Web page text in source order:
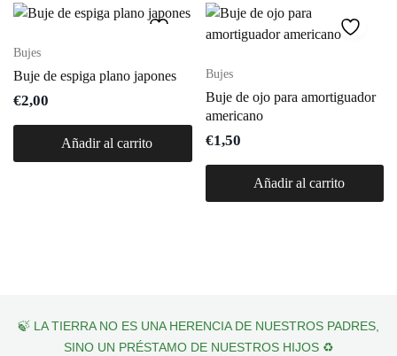
Bujes
Buje de espiga plano japones
€2,00
Añadir al carrito
Bujes
Buje de ojo para amortiguador
americano
€1,50
Añadir al carrito
🍃 LA TIERRA NO ES UNA HERENCIA DE NUESTROS PADRES,
SINO UN PRÉSTAMO DE NUESTROS HIJOS ♻️